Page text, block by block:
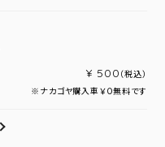
¥ 500 （税込）
※ナカゴヤ購入車￥０無料です